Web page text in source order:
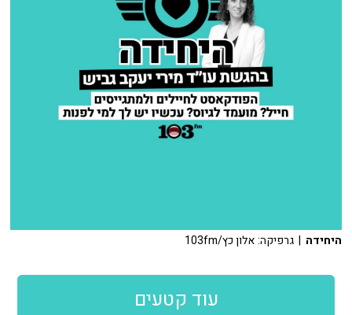
היחידה | גרפיקה: אלון כץ/103fm
עוד קטעים